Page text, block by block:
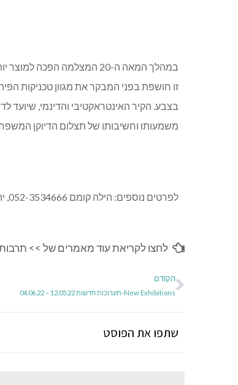
במהלך המאה ה-20 המצלמה
זו חושפת בפני המבקר את מגוון טכניקות
בצבע. הקיר האינטראקטיבי והדינמי, שיועד
משמעותו וחשיבותו של תצלום הדיוקן
לפרטים נוספים: הילה קומם 052-3534666, יהודה קורן 052-3350928.
לחצו לקריאת עוד מאמרים של >>
הקודם
New Exhibitions-תערוכות חדשות 12.05.22 – 04.06.22
שתפו את הפוסט